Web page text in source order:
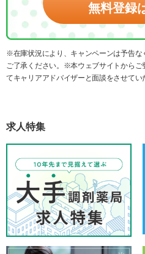
無料登録
※在庫状況により、キャンペーンは予告な
ご了承ください。※本ウェブサイトから
てキャリアアドバイザーと面談をさせてい
求人特集